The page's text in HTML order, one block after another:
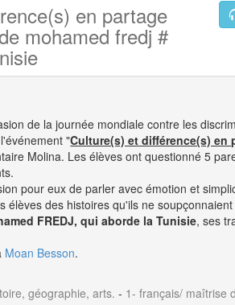
en partage
mohamed fredj #
de la journée mondiale contre les
"Culture(s) et différence(s) en
Molina. Les élèves ont questionné 5
pour eux de parler avec émotion et
élèves des histoires qu'ils ne
FREDJ, qui aborde la Tunisie, ses
Moan Besson.
géographie, arts. - 1- français/ maîtrise